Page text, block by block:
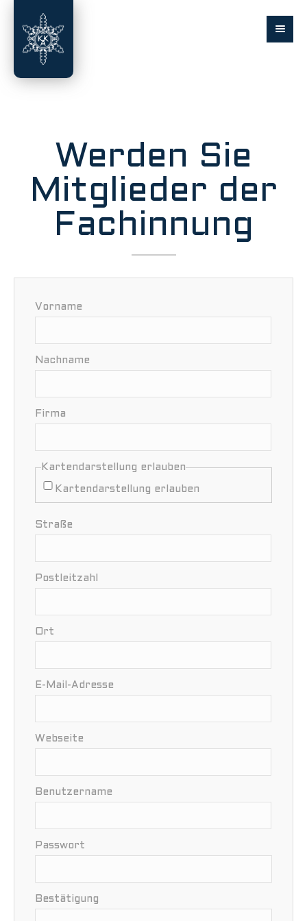
Werden Sie
Mitglieder der
Fachinnung
Vorname
Nachname
Firma
Kartendarstellung erlauben
Kartendarstellung erlauben
Straße
Postleitzahl
Ort
E-Mail-Adresse
Webseite
Benutzername
Passwort
Bestätigung